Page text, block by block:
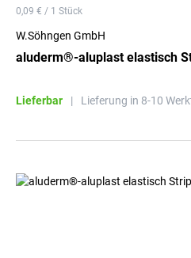
0,09 € / 1 Stück
W.Söhngen GmbH
Lieferbar | Lieferung in 8-10